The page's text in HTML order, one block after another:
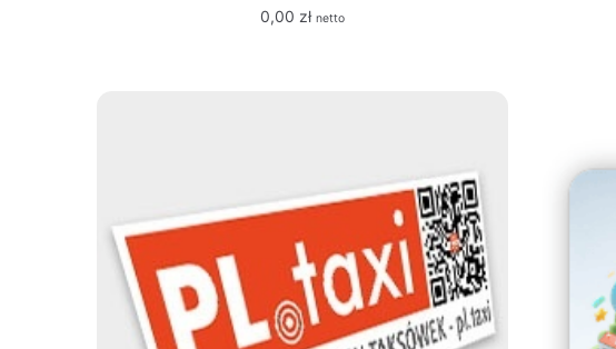
0,00 zł netto